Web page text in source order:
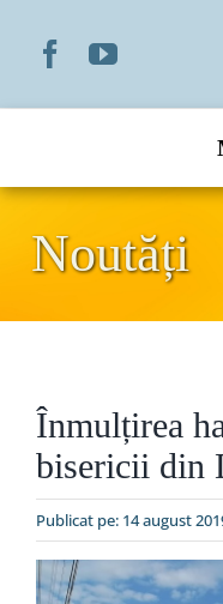
Organizare
Liturgic
Special
Noutăți
Înmulțirea
bisericii din
Publicat pe: 14 august